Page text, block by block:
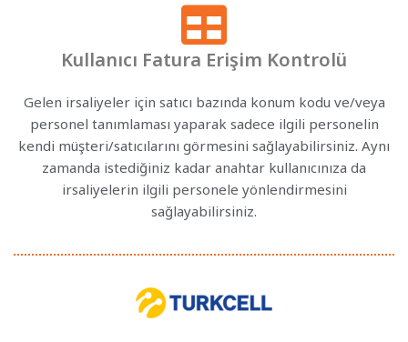
Kullanıcı Fatura Erişim Kontrolü
Gelen irsaliyeler için satıcı bazında konum kodu ve/veya
personel tanımlaması yaparak sadece ilgili personelin
kendi müşteri/satıcılarını görmesini sağlayabilirsiniz. Aynı
zamanda istediğiniz kadar anahtar kullanıcınıza da
irsaliyelerin ilgili personele yönlendirmesini
sağlayabilirsiniz.